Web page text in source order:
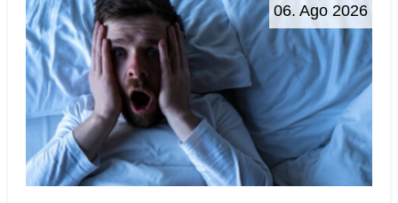
06. Ago 2026